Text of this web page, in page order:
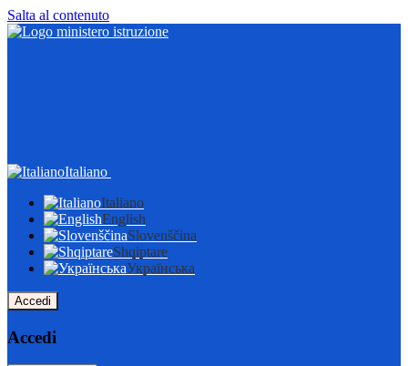
Salta al contenuto
Italiano
Italiano
English
Slovenščina
Shqiptare
Українська
Accedi
Accedi